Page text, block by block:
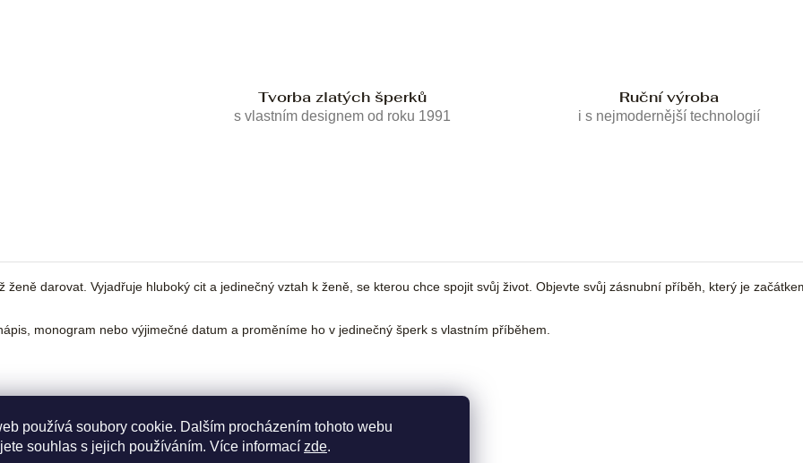
používá soubory cookie. Dalším procházením tohoto webu
souhlas s jejich používáním. Více informací zde.
Tvorba zlatých šperků
s vlastním designem od roku 1991
Ruční výroba
i s nejmodernější technologií
darovat. Vyjadřuje hluboký cit a jedinečný vztah k ženě, se kterou chce spojit svůj život. Objevte svůj zásnubní příběh, který je
monogram nebo výjimečné datum a proměníme ho v jedinečný šperk s vlastním příběhem.